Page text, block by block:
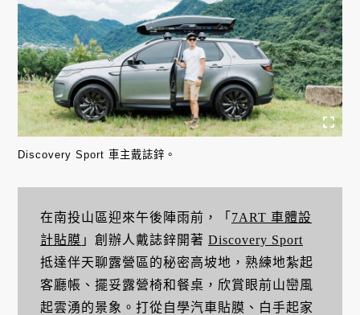
Discovery Sport 車主戴誌鋅。
在南投山區迎來午後陣雨前，「 7ART 車體設
計貼膜 」創辦人戴誌鋅開著 Discovery Sport
抵達伴天聊露營區的秘密高坡地，熟練地紮起
客廳帳、擺妥露營椅和餐桌，欣賞眼前山巒風
起雲湧的景象。打從自學汽車貼膜、白手起家